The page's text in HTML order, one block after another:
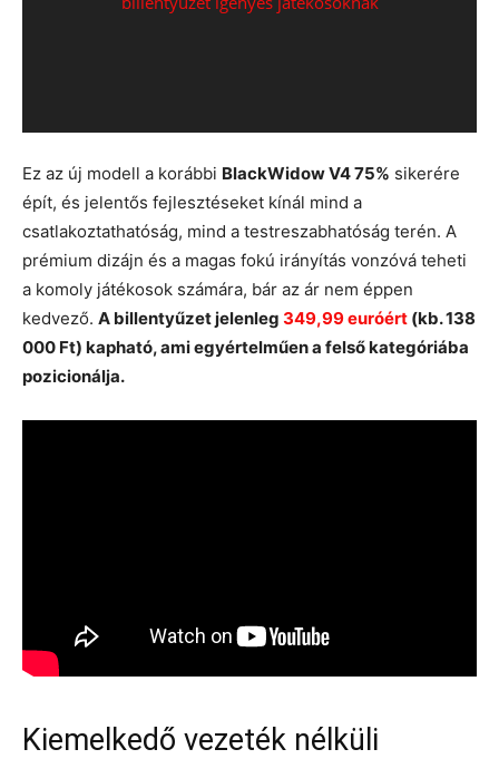
Ez az új modell a korábbi BlackWidow V4 75% sikerére
épít, és jelentős fejlesztéseket kínál mind a
csatlakoztathatóság, mind a testreszabhatóság terén. A
prémium dizájn és a magas fokú irányítás vonzóvá teheti
a komoly játékosok számára, bár az ár nem éppen
kedvező. A billentyűzet jelenleg 349,99 euróért (kb. 138
000 Ft) kapható, ami egyértelműen a felső kategóriába
pozicionálja.
Kiemelkedő vezeték nélküli